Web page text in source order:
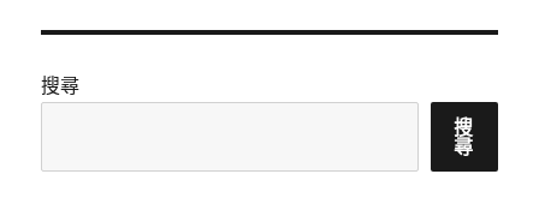
搜尋
搜
尋